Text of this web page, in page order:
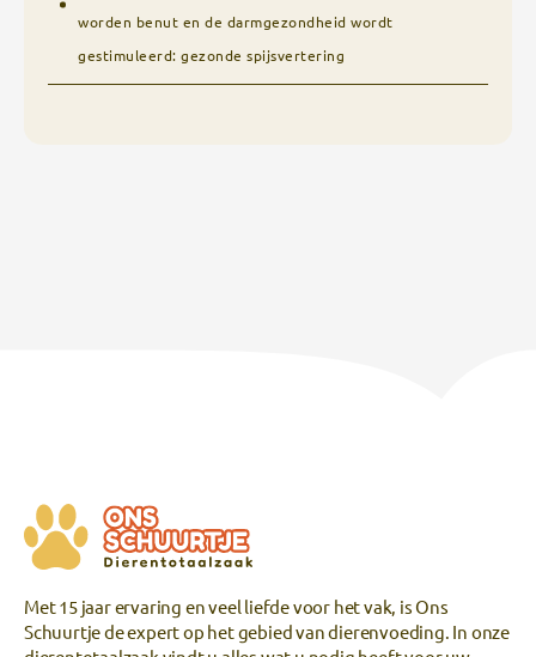
worden benut en de darmgezondheid wordt
gestimuleerd: gezonde spijsvertering
Met 15 jaar ervaring en veel liefde voor het vak, is Ons
Schuurtje de expert op het gebied van dierenvoeding. In onze